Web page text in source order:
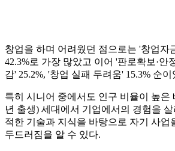
창업을 하며 어려웠던 점으로는 '창업자
42.3%로 가장 많았고 이어 '판로확보·안
감' 25.2%, '창업 실패 두려움' 15.3% 순이
특히 시니어 중에서도 인구 비율이 높은
년 출생) 세대에서 기업에서의 경험을
적한 기술과 지식을 바탕으로 자기 사업
두드러짐을 알 수 있다.